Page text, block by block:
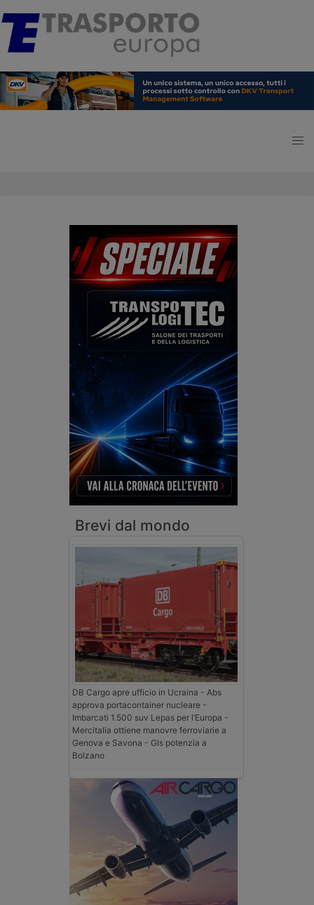
Brevi dal mondo
DB Cargo apre ufficio in Ucraina - Abs
approva portacontainer nucleare -
Imbarcati 1.500 suv Lepas per l’Europa -
Mercitalia ottiene manovre ferroviarie a
Genova e Savona - Gls potenzia a
Bolzano